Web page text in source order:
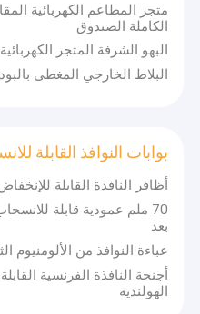
متجر المطاعم الكهربائية
الكاملة الصندوق
البهو الشرفة المتجر
البلاط الخارجي المغطى
بوابات النوافذ القابلة
أظافر النافذة القابلة
70 ملم عمودية قابلة
بعد
عباءة النوافذ من الألومنيوم
أجنحة النافذة الفرنسية
الهولندية